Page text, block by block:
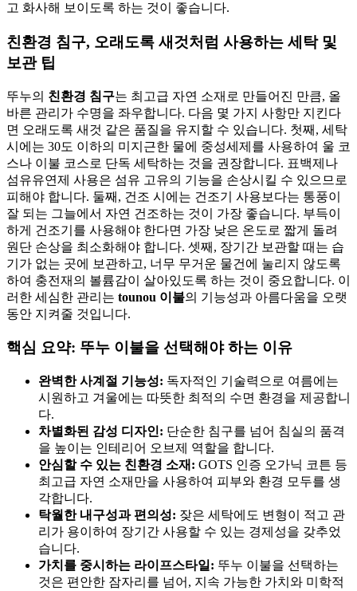
고 화사해 보이도록 하는 것이 좋습니다.
친환경 침구, 오래도록 새것처럼 사용하는 세탁 및
보관 팁
뚜누의 친환경 침구는 최고급 자연 소재로 만들어진 만큼, 올
바른 관리가 수명을 좌우합니다. 다음 몇 가지 사항만 지킨다
면 오래도록 새것 같은 품질을 유지할 수 있습니다. 첫째, 세탁
시에는 30도 이하의 미지근한 물에 중성세제를 사용하여 울 코
스나 이불 코스로 단독 세탁하는 것을 권장합니다. 표백제나
섬유유연제 사용은 섬유 고유의 기능을 손상시킬 수 있으므로
피해야 합니다. 둘째, 건조 시에는 건조기 사용보다는 통풍이
잘 되는 그늘에서 자연 건조하는 것이 가장 좋습니다. 부득이
하게 건조기를 사용해야 한다면 가장 낮은 온도로 짧게 돌려
원단 손상을 최소화해야 합니다. 셋째, 장기간 보관할 때는 습
기가 없는 곳에 보관하고, 너무 무거운 물건에 눌리지 않도록
하여 충전재의 볼륨감이 살아있도록 하는 것이 중요합니다. 이
러한 세심한 관리는 tounou 이불의 기능성과 아름다움을 오랫
동안 지켜줄 것입니다.
핵심 요약: 뚜누 이불을 선택해야 하는 이유
완벽한 사계절 기능성: 독자적인 기술력으로 여름에는
시원하고 겨울에는 따뜻한 최적의 수면 환경을 제공합니
다.
차별화된 감성 디자인: 단순한 침구를 넘어 침실의 품격
을 높이는 인테리어 오브제 역할을 합니다.
안심할 수 있는 친환경 소재: GOTS 인증 오가닉 코튼 등
최고급 자연 소재만을 사용하여 피부와 환경 모두를 생
각합니다.
탁월한 내구성과 편의성: 잦은 세탁에도 변형이 적고 관
리가 용이하여 장기간 사용할 수 있는 경제성을 갖추었
습니다.
가치를 중시하는 라이프스타일: 뚜누 이불을 선택하는
것은 편안한 잠자리를 넘어, 지속 가능한 가치와 미학적